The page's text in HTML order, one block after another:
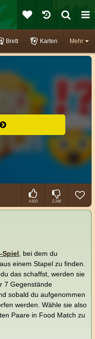
Mehr
Brett Karten
4.833 2.248
Spiel, bei dem du
einem Stapel zu finden.
das schaffst, werden sie
7 Gegenstände
sobald du aufgenommen
werden. Wähle sie also
Paare in Food Match zu